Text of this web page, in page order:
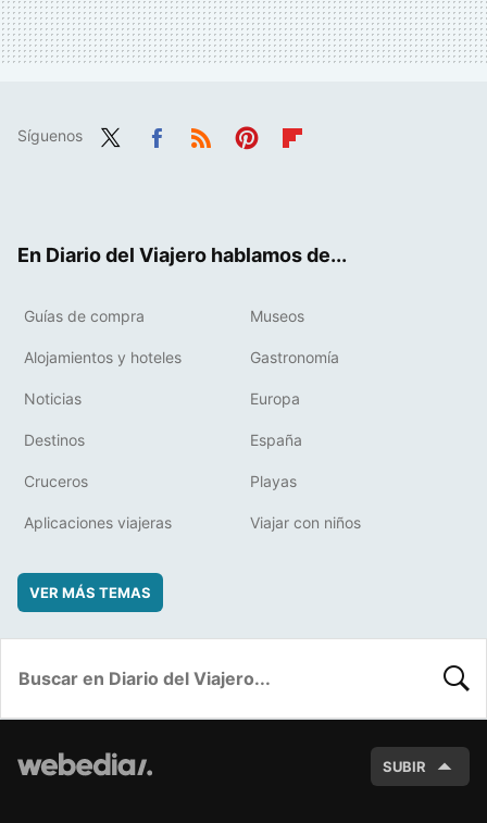
Síguenos
En Diario del Viajero hablamos de...
Guías de compra Museos
Alojamientos y hoteles Gastronomía
Noticias Europa
Destinos España
Cruceros Playas
Aplicaciones viajeras Viajar con niños
VER MÁS TEMAS
SUBIR